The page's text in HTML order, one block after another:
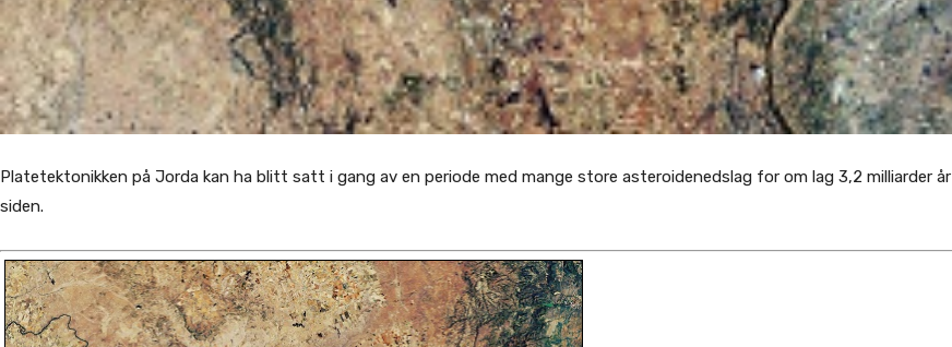
Platetektonikken på Jorda kan ha blitt satt i gang av en periode med mange store asteroidenedslag for om lag 3,2 milliarder år
siden.